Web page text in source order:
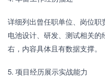
详细列出曾任职单位、岗位
电池设计、研发、测试相关
右，内容具体且有数据支撑。
5. 项目经历展示实战能力